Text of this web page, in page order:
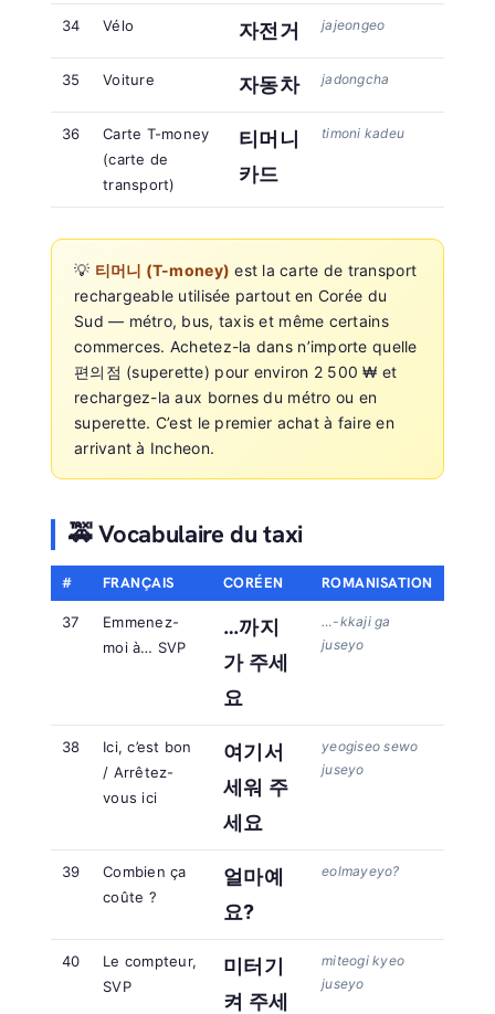
34 Vélo 자전거 jajeongeo
35 Voiture 자동차 jadongcha
36
Carte T-money
(carte de
transport)
티머니
카드
timoni kadeu
💡 티머니 (T-money) est la carte de transport
rechargeable utilisée partout en Corée du
Sud — métro, bus, taxis et même certains
commerces. Achetez-la dans n’importe quelle
편의점 (superette) pour environ 2 500 ₩ et
rechargez-la aux bornes du métro ou en
superette. C’est le premier achat à faire en
arrivant à Incheon.
🚕 Vocabulaire du taxi
# FRANÇAIS CORÉEN ROMANISATION
37
Emmenez-
moi à… SVP
…까지
가 주세
요
…-kkaji ga
juseyo
38
Ici, c’est bon
/ Arrêtez-
vous ici
여기서
세워 주
세요
yeogiseo sewo
juseyo
39
Combien ça
coûte ?
얼마예
요?
eolmayeyo?
40
Le compteur,
SVP
미터기
켜 주세
miteogi kyeo
juseyo